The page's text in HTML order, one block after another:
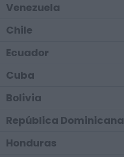
Venezuela
Chile
Ecuador
Cuba
Bolivia
República Dominicana
Honduras